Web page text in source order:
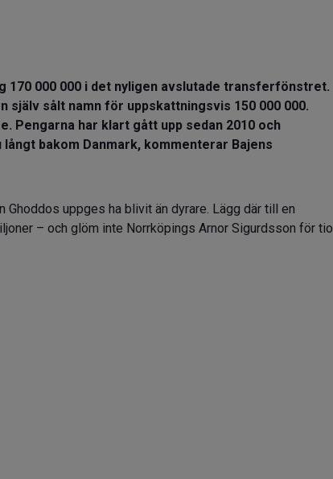
000 000 i det nyligen avslutade transferfönstret.
sålt namn för uppskattningsvis 150 000 000.
Pengarna har klart gått upp sedan 2010 och
bakom Danmark, kommenterar Bajens
uppges ha blivit än dyrare. Lägg där till en
– och glöm inte Norrköpings Arnor Sigurdsson för tio